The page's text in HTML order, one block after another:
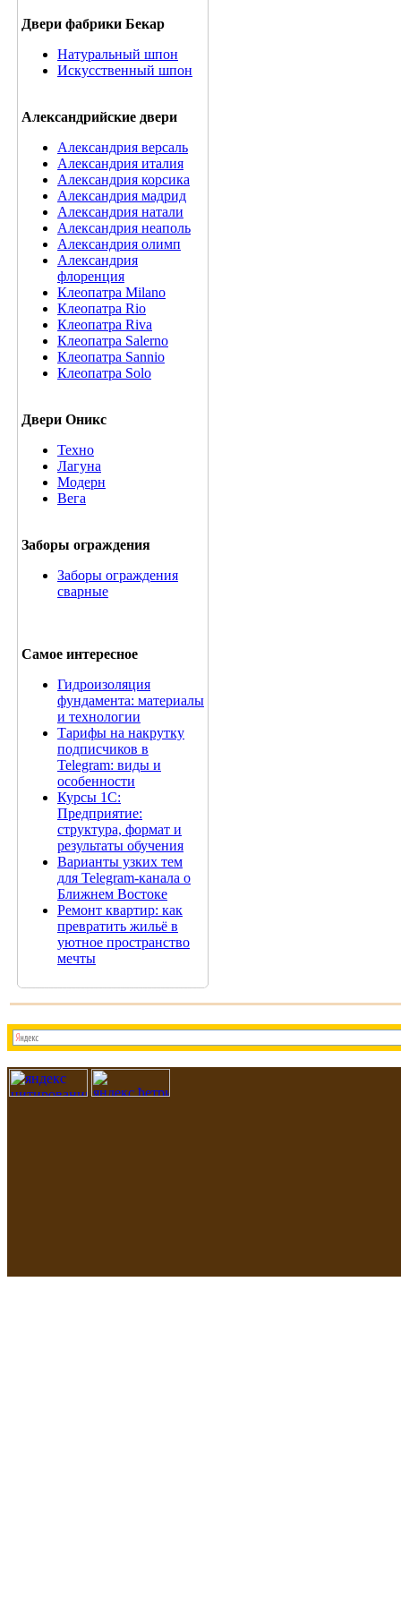
Двери фабрики Бекар
Натуральный шпон
Искусственный шпон
Александрийские двери
Александрия версаль
Александрия италия
Александрия корсика
Александрия мадрид
Александрия натали
Александрия неаполь
Александрия олимп
Александрия
флоренция
Клеопатра Milano
Клеопатра Rio
Клеопатра Riva
Клеопатра Salerno
Клеопатра Sannio
Клеопатра Solo
Двери Оникс
Техно
Лагуна
Модерн
Вега
Заборы ограждения
Заборы ограждения
сварные
Самое интересное
Гидроизоляция
фундамента: материалы
и технологии
Тарифы на накрутку
подписчиков в
Telegram: виды и
особенности
Курсы 1С:
Предприятие:
структура, формат и
результаты обучения
Варианты узких тем
для Telegram-канала о
Ближнем Востоке
Ремонт квартир: как
превратить жильё в
уютное пространство
мечты